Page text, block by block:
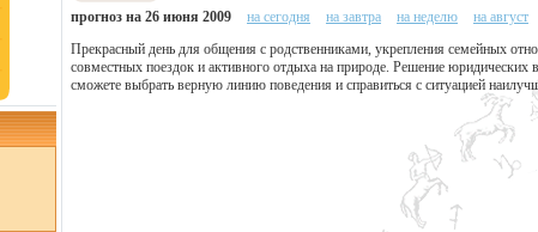
прогноз на 26 июня 2009 на сегодня на завтра на неделю на август
Прекрасный день для общения с родственниками, укрепления семейных
совместных поездок и активного отдыха на природе. Решение
сможете выбрать верную линию поведения и справиться с ситуацией